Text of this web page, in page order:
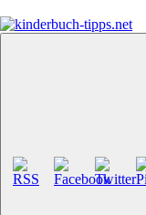
Inhalt
springen
Empfehlungen und